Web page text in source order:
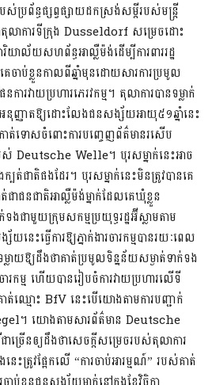
រព័ន្ធផ្សព្វផ្សាយដកស្រង់សម្តីរបស់មន្ត្រី
តុលាការទីក្រុង Dusseldorf សម្រេចដោះ
រិយាល័យសហព័ន្ធអាល្លឺម៉ង់ដើម្បីការពាររដ្ឋ
ចាប់ខ្លួនកាលពីឆ្នាំមុនដោយសារការប្រមូល
ារវាយប្រហារភេរវកម្ម។ តុលាការបានទម្លាក់
ញ្ញាតឱ្យដោះលែងជនសង្ស័យអាយុ៥១ឆ្នាំនេះ
ាត់ទោសចំពោះការបញ្ចេញព័ត៌មានរសើប
ស់ Deutsche Welle។ បុរសម្នាក់នេះអាច
ត់ជាតិផងដែរ។ បុរសម្នាក់នេះមិនត្រូវបានគេ
ាជនជាតិអាល្លឺម៉ង់ម្នាក់ដែលគេឃុំខ្លួន
ងជាមួយក្រុមសកម្មប្រយុទ្ធរដ្ឋអ៊ីស្លាមតាម
ះធ្វើការឱ្យភ្នាក់ងារចារកម្មបានរយៈពេល
លាយឱ្យដឹងថាគាត់ប្រមូលទិន្នន័យសម្ងាត់ទាក់ទង
ារកម្ម ហើយបានរៀបចំការវាយប្រហារលើទី
ឈ្មោះ BfV នេះបើយោងតាមការបញ្ជាក់
។ យោងតាមសារព័ត៌មាន Deutsche
ច្រើនឲ្យដឹងថាសេចក្តីសម្រេចរបស់តុលាការ
ះត្រូវផ្អែកលើ “ការចាប់អារម្មណ៍” របស់គាត់